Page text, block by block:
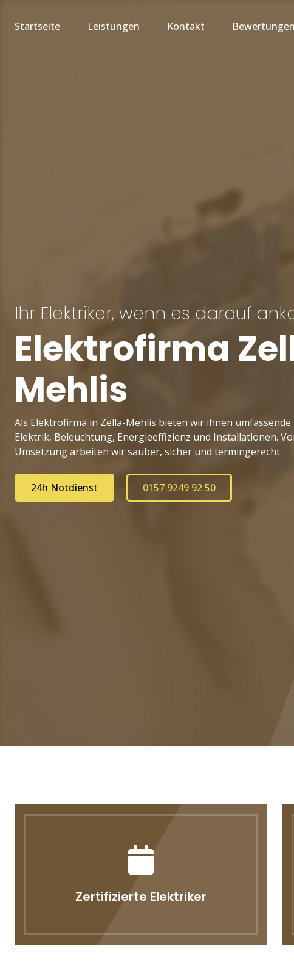
Startseite Leistungen Kontakt Bewertungen
Ihr Elektriker, wenn es darauf
Elektrofirma
Mehlis
Als Elektrofirma in Zella-Mehlis bieten wir ihnen
Elektrik, Beleuchtung, Energieeffizienz und Installationen.
Umsetzung arbeiten wir sauber, sicher und termingerecht.
24h Notdienst 0157 9249 92 50
Zertifizierte Elektriker